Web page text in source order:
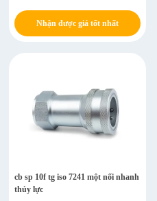
Nhận được giá tốt nhất
cb sp 10f tg iso 7241 một nối nhanh
thủy lực